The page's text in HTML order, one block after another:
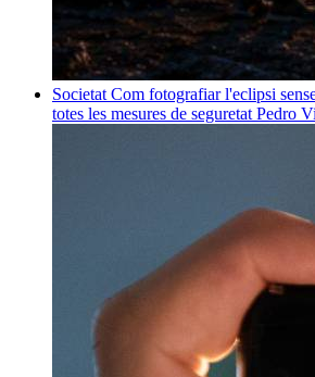
Societat Com fotografiar l'eclipsi
totes les mesures de seguretat Pedro